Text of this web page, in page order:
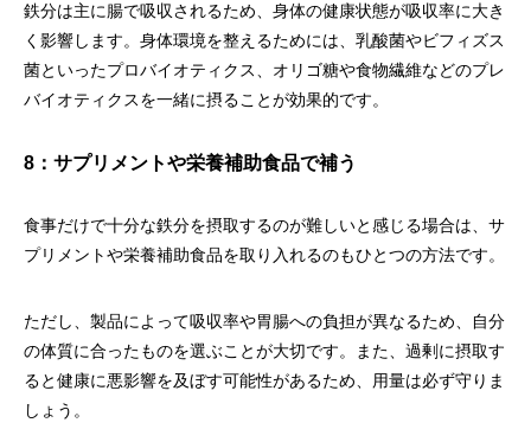
鉄分は主に腸で吸収されるため、身体の健康状態が吸収率に大き
く影響します。身体環境を整えるためには、乳酸菌やビフィズス
菌といったプロバイオティクス、オリゴ糖や食物繊維などのプレ
バイオティクスを一緒に摂ることが効果的です。
8：サプリメントや栄養補助食品で補う
食事だけで十分な鉄分を摂取するのが難しいと感じる場合は、サ
プリメントや栄養補助食品を取り入れるのもひとつの方法です。
ただし、製品によって吸収率や胃腸への負担が異なるため、自分
の体質に合ったものを選ぶことが大切です。また、過剰に摂取す
ると健康に悪影響を及ぼす可能性があるため、用量は必ず守りま
しょう。